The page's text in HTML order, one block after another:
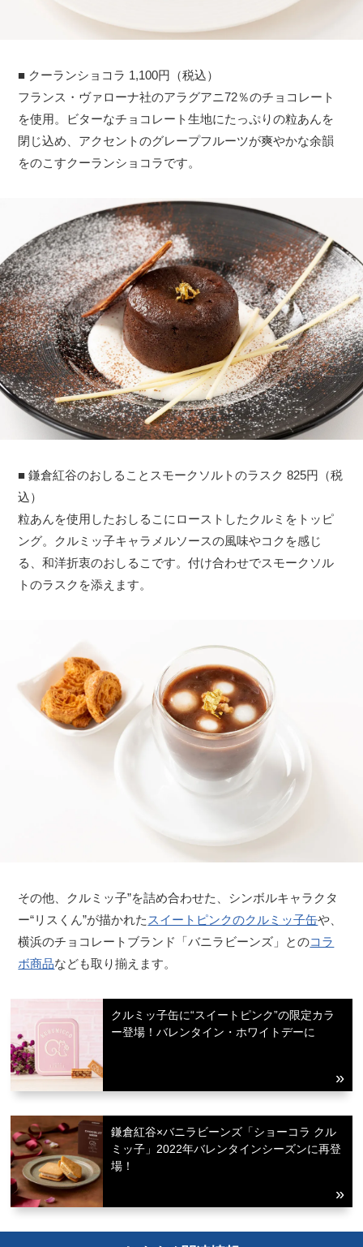
■ クーランショコラ 1,100円（税込）
フランス・ヴァローナ社のアラグアニ72％のチョコレート
を使用。ビターなチョコレート生地にたっぷりの粒あんを
閉じ込め、アクセントのグレープフルーツが爽やかな余韻
をのこすクーランショコラです。
■ 鎌倉紅谷のおしることスモークソルトのラスク 825円（税
込）
粒あんを使用したおしるこにローストしたクルミをトッピ
ング。クルミッ子キャラメルソースの風味やコクを感じ
る、和洋折衷のおしるこです。付け合わせでスモークソル
トのラスクを添えます。
その他、クルミッ子”を詰め合わせた、シンボルキャラクタ
ー“リスくん”が描かれた スイートピンクのクルミッ子缶や、
横浜のチョコレートブランド「バニラビーンズ」とのコラ
ボ商品なども取り揃えます。
クルミッ子缶に“スイートピンク”の限定カラ
ー登場！バレンタイン・ホワイトデーに
鎌倉紅谷×バニラビーンズ「ショーコラ クル
ミッ子」2022年バレンタインシーズンに再登
場！